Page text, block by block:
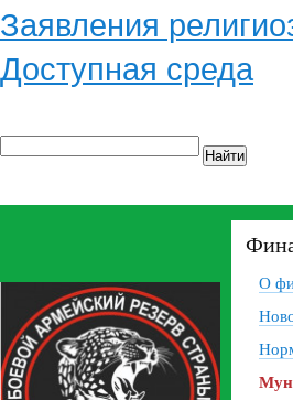
Заявления
Доступная среда
Найти
О